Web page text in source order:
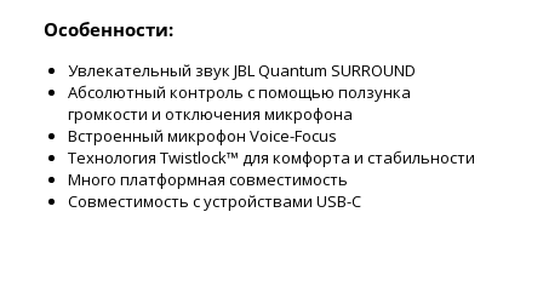
Особенности:
Увлекательный звук JBL Quantum SURROUND
Абсолютный контроль с помощью ползунка
громкости и отключения микрофона
Встроенный микрофон Voice-Focus
Технология Twistlock™ для комфорта и стабильности
Много платформная совместимость
Совместимость с устройствами USB-C